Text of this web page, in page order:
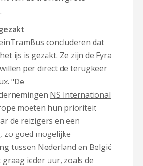
concluderen dat
ijs is gezakt. Ze zijn de Fyra
per direct de terugkeer
"De
NS International
moeten hun prioriteit
de reizigers en een
zo goed mogelijke
tussen Nederland en België
graag ieder uur, zoals de